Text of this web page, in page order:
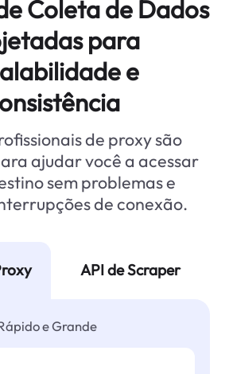
Coleta de Dados
para
e
de proxy são
ajudar você a acessar
sem problemas e
de conexão.
API de Scraper
e Grande